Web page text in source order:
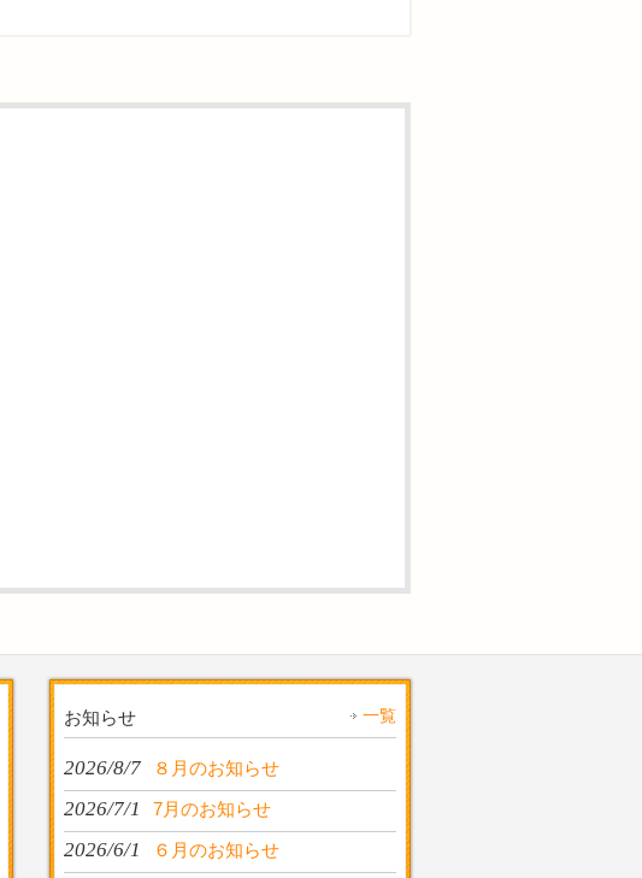
お知らせ 一覧
2026/8/7 ８月のお知らせ
2026/7/1 7月のお知らせ
2026/6/1 ６月のお知らせ